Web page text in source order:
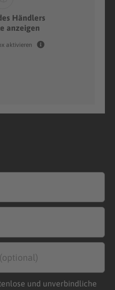
Händlers
anzeigen
aktivieren
und unverbindliche